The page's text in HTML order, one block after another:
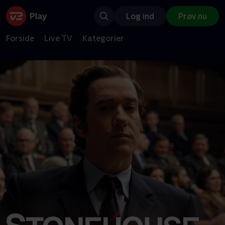
Log ind Prøv nu
Forside Live TV Kategorier